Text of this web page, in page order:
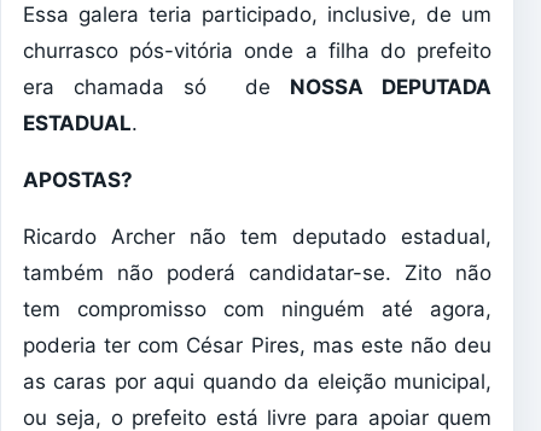
Essa galera teria participado, inclusive, de um
churrasco pós-vitória onde a filha do prefeito
era chamada só de NOSSA DEPUTADA
ESTADUAL.
APOSTAS?
Ricardo Archer não tem deputado estadual,
também não poderá candidatar-se. Zito não
tem compromisso com ninguém até agora,
poderia ter com César Pires, mas este não deu
as caras por aqui quando da eleição municipal,
ou seja, o prefeito está livre para apoiar quem